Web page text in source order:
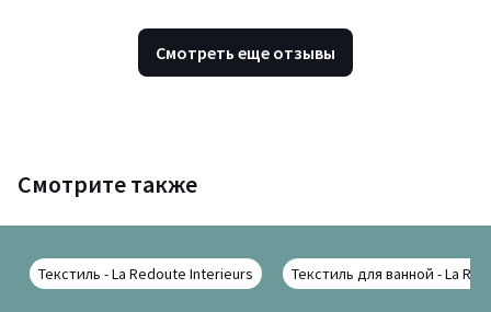
Смотреть еще отзывы
Смотрите также
Текстиль - La Redoute Interieurs Текстиль для ванной - La